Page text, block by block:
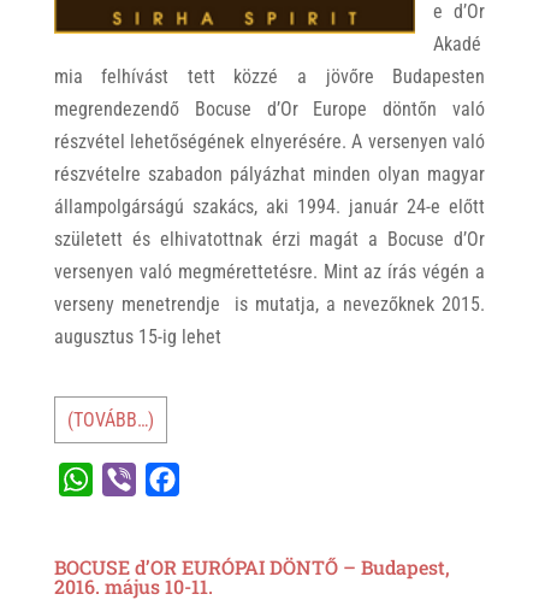
e d’Or
Akadé
mia felhívást tett közzé a jövőre Budapesten
megrendezendő Bocuse d’Or Europe döntőn való
részvétel lehetőségének elnyerésére. A versenyen való
részvételre szabadon pályázhat minden olyan magyar
állampolgárságú szakács, aki 1994. január 24-e előtt
született és elhivatottnak érzi magát a Bocuse d’Or
versenyen való megmérettetésre. Mint az írás végén a
verseny menetrendje is mutatja, a nevezőknek 2015.
augusztus 15-ig lehet
(TOVÁBB…)
t
e
e
BOCUSE d’OR EURÓPAI DÖNTŐ – Budapest,
2016. május 10-11.